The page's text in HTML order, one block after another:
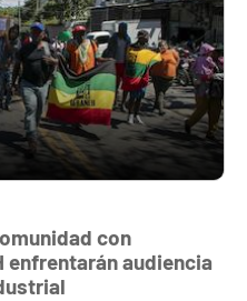
con
enfrentarán audiencia